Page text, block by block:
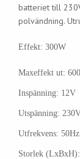
batteriet till
polvändning.
Effekt: 300W
Maxeffekt ut:
Inspänning: 12V
Utspänning:
Utfrekvens: 50Hz
Storlek